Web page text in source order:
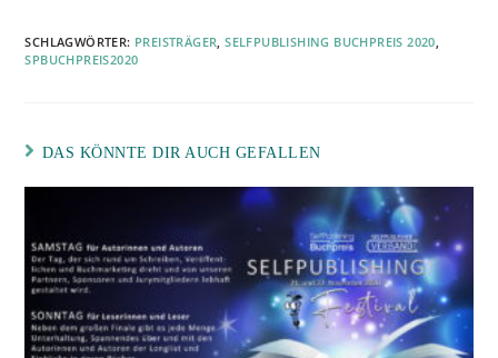
SCHLAGWÖRTER: PREISTRÄGER SELFPUBLISHING BUCHPREIS 2020
SPBUCHPREIS2020
DAS KÖNNTE DIR AUCH GEFALLEN